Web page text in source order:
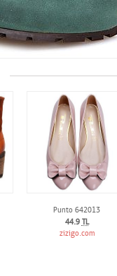
Punto 642013
44.9 TL
zizigo.com